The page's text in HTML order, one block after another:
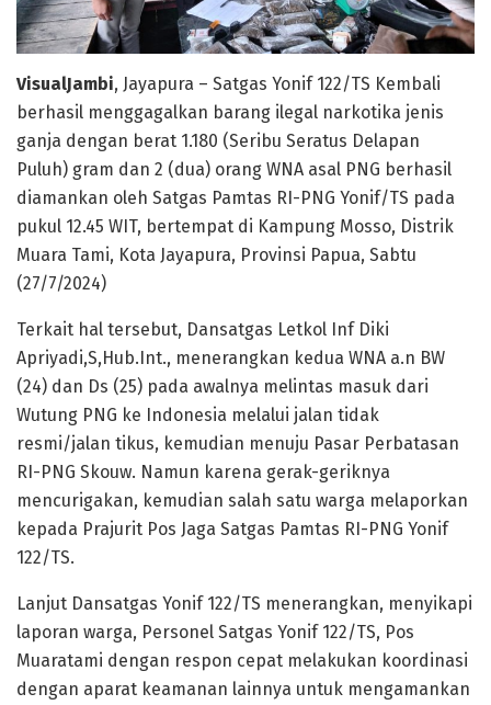
VisualJambi, Jayapura – Satgas Yonif 122/TS Kembali
berhasil menggagalkan barang ilegal narkotika jenis
ganja dengan berat 1.180 (Seribu Seratus Delapan
Puluh) gram dan 2 (dua) orang WNA asal PNG berhasil
diamankan oleh Satgas Pamtas RI-PNG Yonif/TS pada
pukul 12.45 WIT, bertempat di Kampung Mosso, Distrik
Muara Tami, Kota Jayapura, Provinsi Papua, Sabtu
(27/7/2024)
Terkait hal tersebut, Dansatgas Letkol Inf Diki
Apriyadi,S,Hub.Int., menerangkan kedua WNA a.n BW
(24) dan Ds (25) pada awalnya melintas masuk dari
Wutung PNG ke Indonesia melalui jalan tidak
resmi/jalan tikus, kemudian menuju Pasar Perbatasan
RI-PNG Skouw. Namun karena gerak-geriknya
mencurigakan, kemudian salah satu warga melaporkan
kepada Prajurit Pos Jaga Satgas Pamtas RI-PNG Yonif
122/TS.
Lanjut Dansatgas Yonif 122/TS menerangkan, menyikapi
laporan warga, Personel Satgas Yonif 122/TS, Pos
Muaratami dengan respon cepat melakukan koordinasi
dengan aparat keamanan lainnya untuk mengamankan